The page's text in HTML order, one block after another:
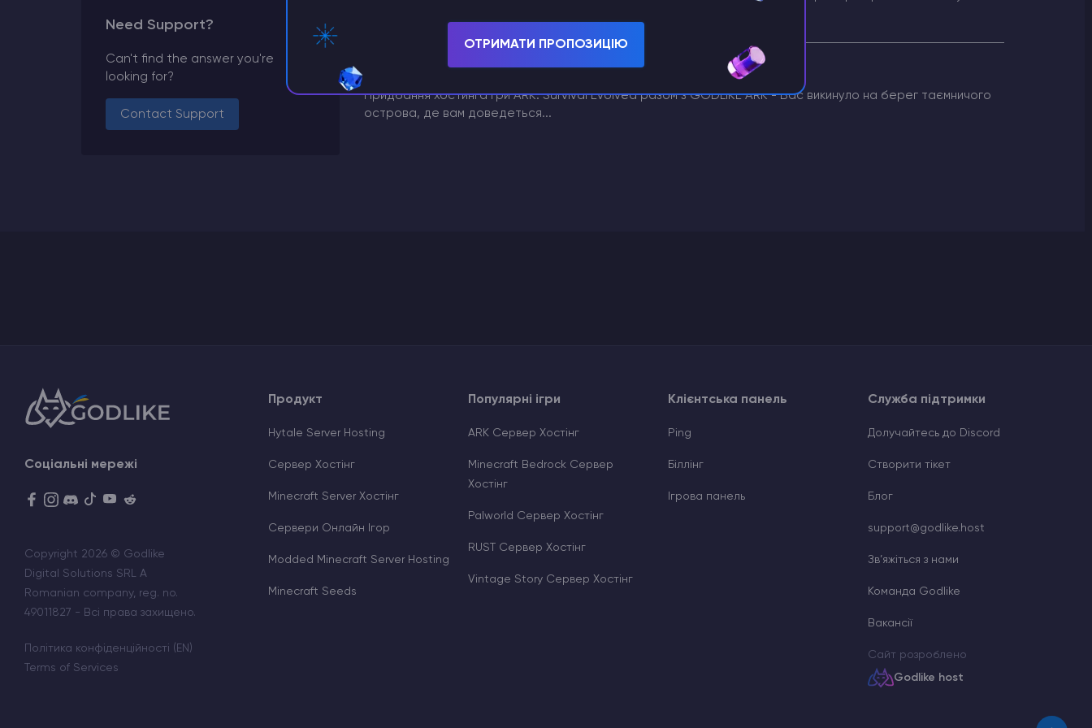
Скільки коштує сервер ARK: Survival Evolved?
Придбання хостинга гри ARK: Survival Evolved разом з GODLIKE ARK - Вас викинуло на берег таємничого
острова, де вам доведеться...
Need Support?
Can't find the answer you're
looking for?
Contact Support
ОТРИМАТИ ПРОПОЗИЦІЮ
Продукт
Hytale Server Hosting
Сервер Хостінг
Minecraft Server Хостінг
Сервери Онлайн Ігор
Modded Minecraft Server Hosting
Minecraft Seeds
Популярні ігри
ARK Сервер Хостінг
Minecraft Bedrock Сервер
Хостінг
Palworld Сервер Хостінг
RUST Сервер Хостінг
Vintage Story Сервер Хостінг
Клієнтська панель
Ping
Біллінг
Ігрова панель
Служба підтримки
Долучайтесь до Discord
Cтворити тікет
Блог
support@godlike.host
Зв’яжіться з нами
Команда Godlike
Вакансії
Сайт розроблено
Godlike host
Соціальні мережі
Copyright 2026 © Godlike
Digital Solutions SRL A
Romanian company, reg. no.
49011827 - Всі права захищено.
Політика конфіденційності (EN)
Terms of Services